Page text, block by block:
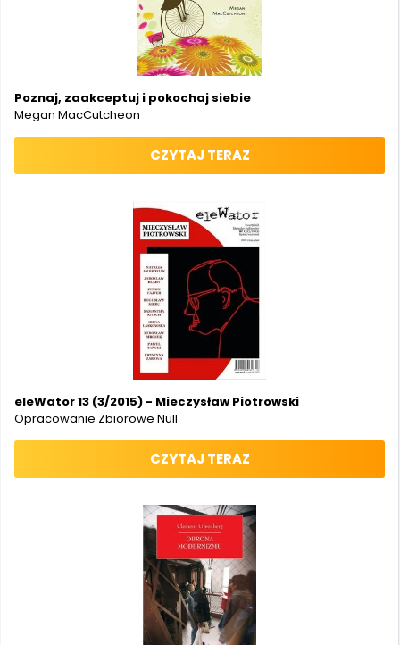
Poznaj, zaakceptuj i pokochaj siebie
Megan MacCutcheon
CZYTAJ TERAZ
eleWator 13 (3/2015) - Mieczysław Piotrowski
Opracowanie Zbiorowe Null
CZYTAJ TERAZ